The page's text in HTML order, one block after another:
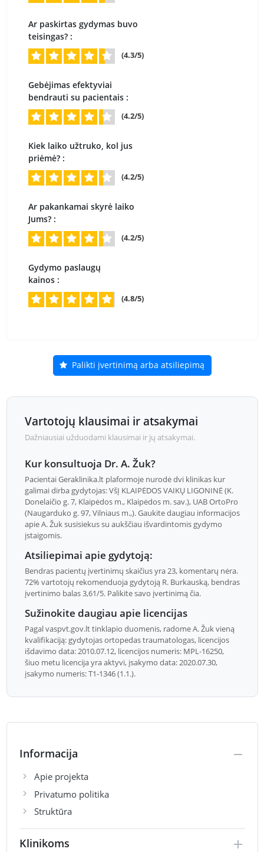
Ar paskirtas gydymas buvo
teisingas? :
(4.3/5)
Gebėjimas efektyviai
bendrauti su pacientais :
(4.2/5)
Kiek laiko užtruko, kol jus
priėmė? :
(4.2/5)
Ar pakankamai skyrė laiko
Jums? :
(4.2/5)
Gydymo paslaugų
kainos :
(4.8/5)
Palikti įvertinimą arba atsiliepimą
Vartotojų klausimai ir atsakymai
Dažniausiai užduodami klausimai ir jų atsakymai.
Kur konsultuoja Dr. A. Žuk?
Pacientai Geraklinika.lt plaformoje nurodė dvi klinikas kur
galimai dirba gydytojas: VšĮ KLAIPĖDOS VAIKŲ LIGONINĖ (K.
Donelaičio g. 7, Klaipėdos m., Klaipėdos m. sav.), UAB OrtoPro
(Naugarduko g. 97, Vilniaus m.,). Gaukite daugiau informacijos
apie A. Žuk susisiekus su aukščiau išvardintomis gydymo
įstaigomis.
Atsiliepimai apie gydytoją:
Bendras pacientų įvertinimų skaičius yra 23, komentarų nėra.
72% vartotojų rekomenduoja gydytoją R. Burkauską, bendras
įvertinimo balas 3,61/5. Palikite savo įvertinimą čia.
Sužinokite daugiau apie licencijas
Pagal vaspvt.gov.lt tinklapio duomenis, radome A. Žuk vieną
kvalifikaciją: gydytojas ortopedas traumatologas, licencijos
išdavimo data: 2010.07.12, licencijos numeris: MPL-16250,
šiuo metu licencija yra aktyvi, įsakymo data: 2020.07.30,
įsakymo numeris: T1-1346 (1.1.).
Informacija
Apie projekta
Privatumo politika
Struktūra
Klinikoms